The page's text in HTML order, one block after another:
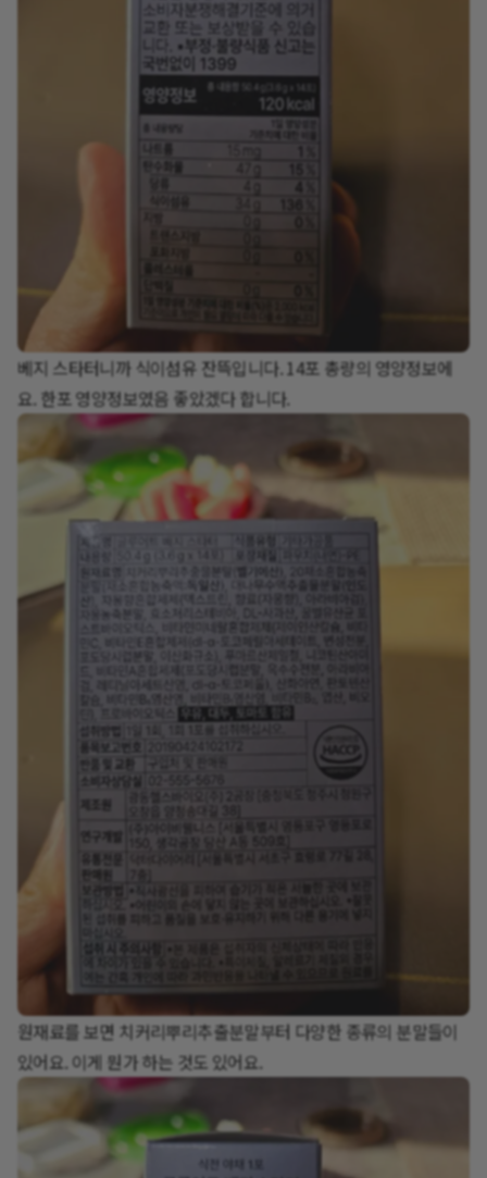
베지 스타터니까 식이섬유 잔뜩입니다. 14포 총량의 영양정보에
요. 한포 영양정보였음 좋았겠다 합니다.
원재료를 보면 치커리뿌리추출분말부터 다양한 종류의 분말들이
있어요. 이게 뭔가 하는 것도 있어요.